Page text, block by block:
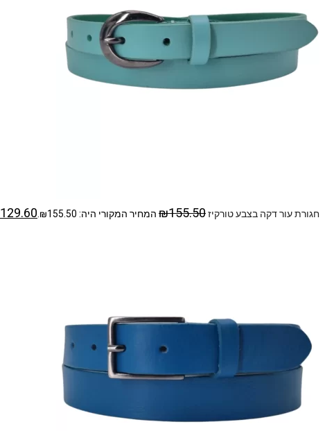
חגורת עור דקה בצבע טורקיז ₪155.50 המחיר המקורי היה: ₪155.50. 129.60